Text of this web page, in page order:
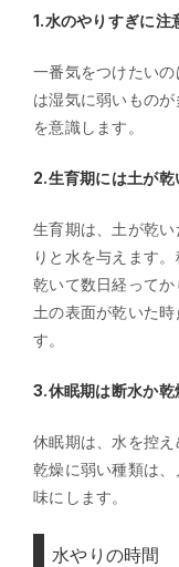
1.水のやりすぎに注
一番気をつけたい
は湿気に弱いもの
を意識します。
2.生育期には土が乾
生育期は、土が乾
りと水を与えます
乾いて数日経って
土の表面が乾いた
す。
3.休眠期は断水か乾
休眠期は、水を控え
乾燥に弱い種類は
味にします。
水やりの時間